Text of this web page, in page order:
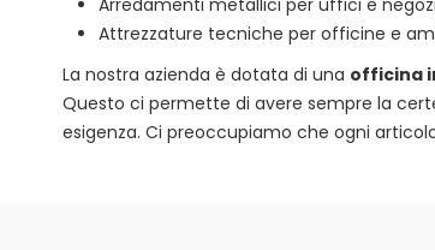
Arredamenti metallici per uffici e
Attrezzature tecniche per officine e
La nostra azienda è dotata di una officina
Questo ci permette di avere sempre la
esigenza. Ci preoccupiamo che ogni